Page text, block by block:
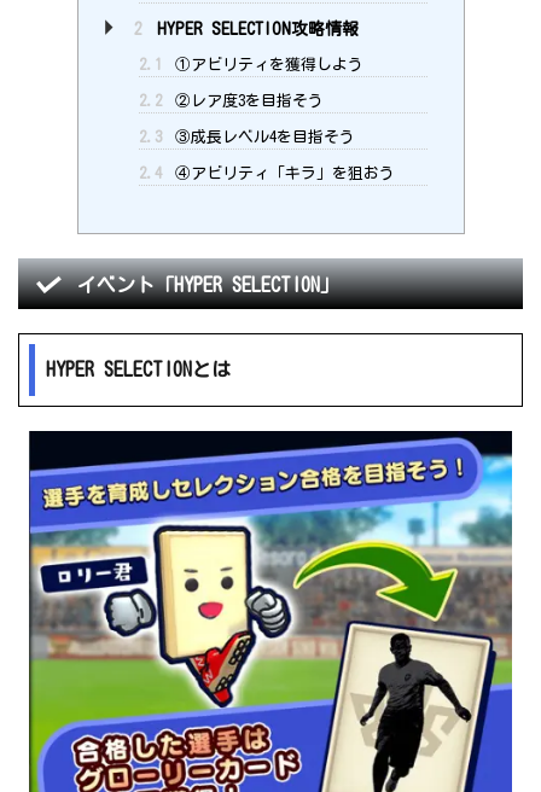
2 HYPER SELECTION攻略情報
2.1 ①アビリティを獲得しよう
2.2 ②レア度3を目指そう
2.3 ③成長レベル4を目指そう
2.4 ④アビリティ「キラ」を狙おう
イベント「HYPER SELECTION」
HYPER SELECTIONとは